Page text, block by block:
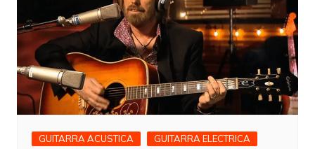
GUITARRA ACUSTICA GUITARRA ELECTRICA